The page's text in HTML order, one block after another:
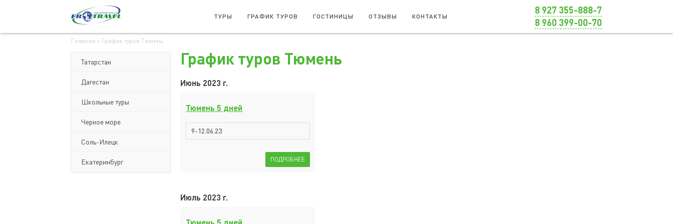
ТУРЫ ГРАФИК ТУРОВ ГОСТИНИЦЫ ОТЗЫВЫ КОНТАКТЫ
8 927 355-888-7
8 960 399-00-70
Главная > График туров Тюмень
Татарстан
Дагестан
Школьные туры
Черное море
Соль-Илецк
Екатеринбург
График туров Тюмень
Июнь 2023 г.
Тюмень 5 дней
ПОДРОБНЕЕ
9-12.06.23
Июль 2023 г.